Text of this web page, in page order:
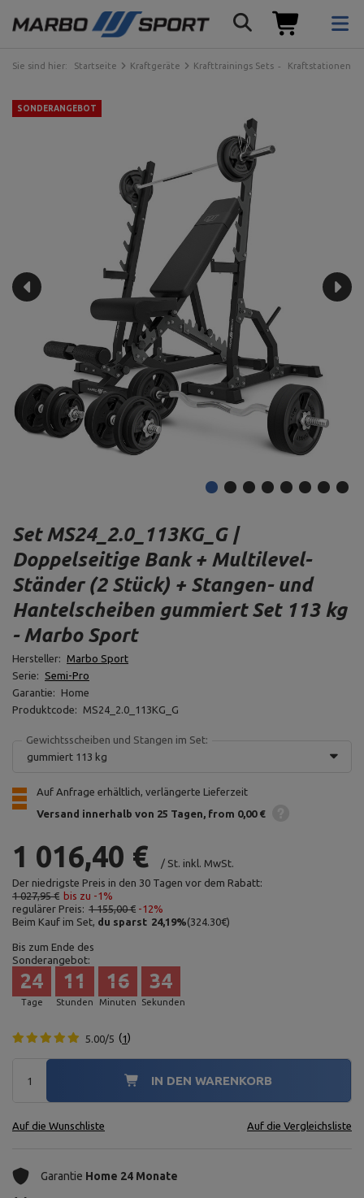
Sie sind hier: Startseite Kraftgeräte Krafttrainings Sets Kraftstationen
SONDERANGEBOT
Set MS24_2.0_113KG_G |
Doppelseitige Bank + Multilevel-
Ständer (2 Stück) + Stangen- und
Hantelscheiben gummiert Set 113 kg
- Marbo Sport
Hersteller: Marbo Sport
Serie:
Semi-Pro
Garantie:
Home
Produktcode:
MS24_2.0_113KG_G
Gewichtsscheiben und Stangen im Set:
gummiert 113 kg
Auf Anfrage erhältlich, verlängerte Lieferzeit
Versand innerhalb von 25 Tagen from 0,00 €
1 016,40 € / St. inkl. MwSt.
Der niedrigste Preis in den 30 Tagen vor dem Rabatt:
1 027,95 € bis zu -1%
regulärer Preis: 1 155,00 € -12%
Beim Kauf im Set, du sparst 24,19%(324.30€)
Bis zum Ende des
Sonderangebot:
Tage
24
Stunden
11
Minuten
16
Sekunden
33
5.00/5 1
IN DEN WARENKORB
Auf die Wunschliste Auf die Vergleichsliste
Garantie Home 24 Monate